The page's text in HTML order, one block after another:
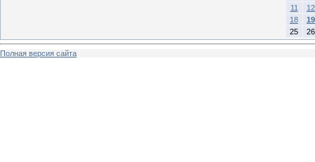
11
12
18
19
25
26
Полная версия сайта